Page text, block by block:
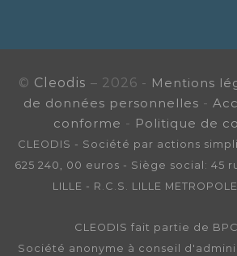
© Cleodis – 2026 - Mentions
de données personnelles -
conforme - Politique de
CLEODIS - Société par actions
625 240, 00 euros - Siège social: 45
LILLE - R.C.S. LILLE
CLEODIS fait partie de
Société anonyme à conseil